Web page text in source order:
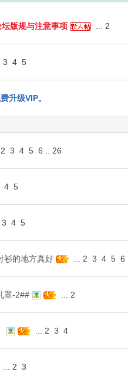
版规与注意事项 2
3 4 5
升级VIP。
2 3 4 5 6 26
4 5
3 4 5
衫的地方真好 2 3 4 5 6
罩-2## 2
2 3 4
2 3